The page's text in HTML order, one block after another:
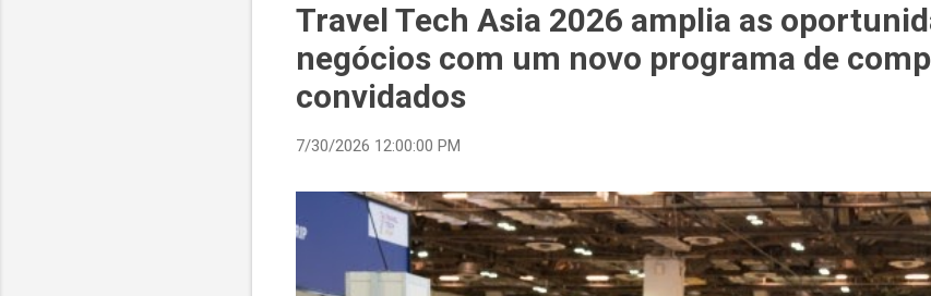
Travel Tech Asia 2026 amplia as
negócios com um novo programa de
convidados
7/30/2026 12:00:00 PM